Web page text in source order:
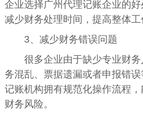
企业选择广州代理记账企业的
减少财务处理时间，提高整体工
3、减少财务错误问题
很多企业由于缺少专业财
务混乱、票据遗漏或者申报错
记账机构拥有规范化操作流程
财务风险。